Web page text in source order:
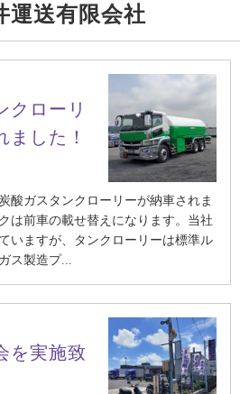
運送有限会社
クローリ
ました！
酸ガスタンクローリーが納車されま
は前車の載せ替えになります。当社
いますが、タンクローリーは標準ル
ス製造プ...
を実施致